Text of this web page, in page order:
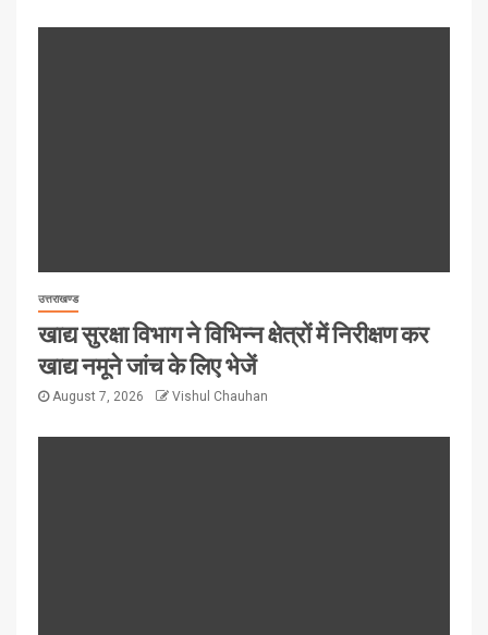
उत्तराखण्ड
खाद्य सुरक्षा विभाग ने विभिन्न क्षेत्रों में निरीक्षण कर
खाद्य नमूने जांच के लिए भेजें
August 7, 2026 Vishul Chauhan